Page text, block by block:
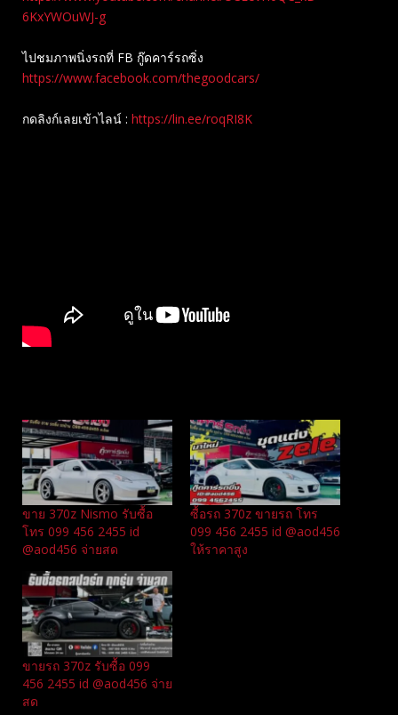
6KxYWOuWJ-g
ไปชมภาพนิ่งรถที่ FB กู๊ดคาร์รถซิ่ง
https://www.facebook.com/thegoodcars/
กดลิงก์เลยเข้าไลน์ : https://lin.ee/roqRI8K
ขาย 370z Nismo รับซื้อ
โทร 099 456 2455 id
@aod456 จ่ายสด
ซื้อรถ 370z ขายรถ โทร
099 456 2455 id @aod456
ให้ราคาสูง
ขายรถ 370z รับซื้อ 099
456 2455 id @aod456 จ่าย
สด